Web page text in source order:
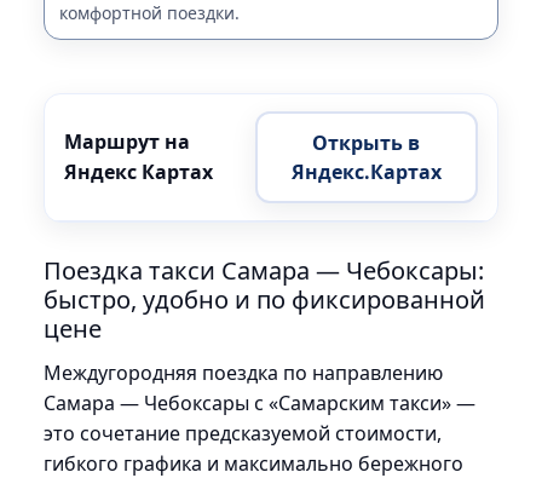
комфортной поездки.
Маршрут на
Яндекс Картах
Открыть в
Яндекс.Картах
Поездка такси Самара — Чебоксары:
быстро, удобно и по фиксированной
цене
Междугородняя поездка по направлению
Самара — Чебоксары с «Самарским такси» —
это сочетание предсказуемой стоимости,
гибкого графика и максимально бережного